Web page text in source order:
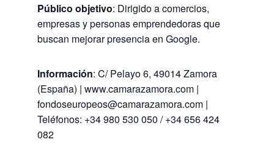
Público objetivo: Dirigido a comercios,
empresas y personas emprendedoras que
buscan mejorar presencia en Google.
Información: C/ Pelayo 6, 49014 Zamora
(España) | www.camarazamora.com |
fondoseuropeos@camarazamora.com |
Teléfonos: +34 980 530 050 / +34 656 424
082